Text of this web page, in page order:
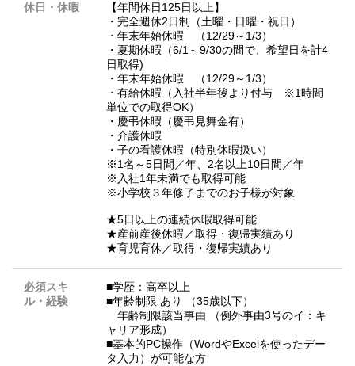
休日・休暇
【年間休日125日以上】
・完全週休2日制（土曜・日曜・祝日）
・年末年始休暇 （12/29～1/3）
・夏期休暇（6/1～9/30の間で、希望日を計4
日取得)
・年末年始休暇 （12/29～1/3）
・有給休暇（入社半年後より付与 ※1時間
単位での取得OK）
・慶弔休暇（慶弔見舞金有）
・介護休暇
・子の看護休暇（特別休暇扱い）
※1名～5日間／年、2名以上10日間／年
※入社1年未満でも取得可能
※小学校３年修了までのお子様が対象
★5日以上の連続休暇取得可能
★産前産後休暇／取得・復帰実績あり
★育児育休／取得・復帰実績あり
必須スキ
ル・経験
■学歴：高卒以上
■年齢制限 あり （35歳以下）
年齢制限該当事由 （例外事由3号のイ：キ
ャリア形成）
■基本的PC操作（WordやExcelを使ったデー
タ入力）が可能な方